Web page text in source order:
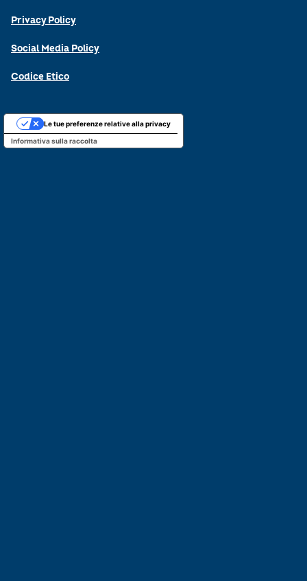
Privacy Policy
Social Media Policy
Codice Etico
Informativa sulla raccolta
Le tue preferenze relative alla privacy